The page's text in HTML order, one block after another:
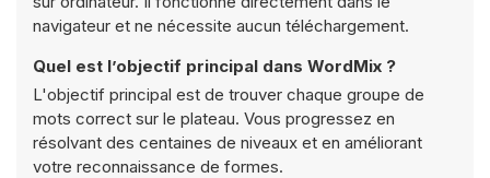
navigateur et ne nécessite aucun téléchargement.
Quel est l’objectif principal dans WordMix ?
L'objectif principal est de trouver chaque groupe de
mots correct sur le plateau. Vous progressez en
résolvant des centaines de niveaux et en améliorant
votre reconnaissance de formes.